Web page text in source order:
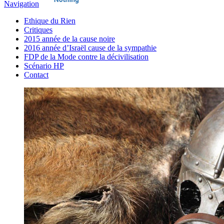
Navigation
Ethique du Rien
Critiques
2015 année de la cause noire
2016 année d’Israël cause de la sympathie
FDP de la Mode contre la décivilisation
Scénario HP
Contact